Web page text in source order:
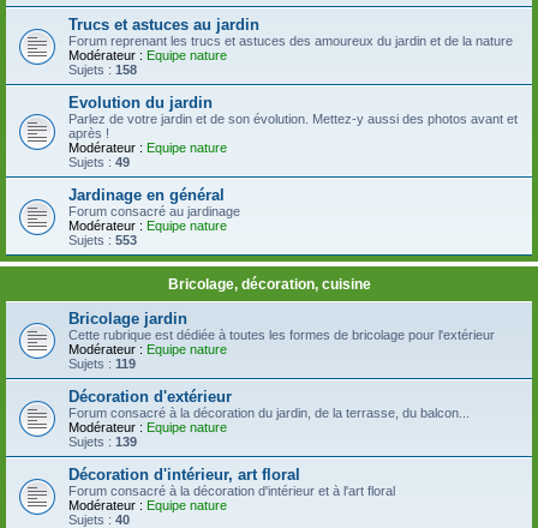
Trucs et astuces au jardin
Forum reprenant les trucs et astuces des amoureux du jardin et de la nature
Modérateur : Equipe nature
Sujets : 158
Evolution du jardin
Parlez de votre jardin et de son évolution. Mettez-y aussi des photos avant et
après !
Modérateur : Equipe nature
Sujets : 49
Jardinage en général
Forum consacré au jardinage
Modérateur : Equipe nature
Sujets : 553
Bricolage, décoration, cuisine
Bricolage jardin
Cette rubrique est dédiée à toutes les formes de bricolage pour l'extérieur
Modérateur : Equipe nature
Sujets : 119
Décoration d'extérieur
Forum consacré à la décoration du jardin, de la terrasse, du balcon...
Modérateur : Equipe nature
Sujets : 139
Décoration d'intérieur, art floral
Forum consacré à la décoration d'intérieur et à l'art floral
Modérateur : Equipe nature
Sujets : 40